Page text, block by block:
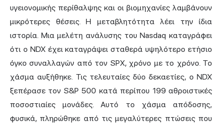
υγειονομικής περίθαλψης και οι βιομηχανίες λαμβάνουν
μικρότερες θέσεις. Η μεταβλητότητα λέει την ίδια
ιστορία. Μια μελέτη ανάλυσης του Nasdaq καταγράφει
ότι ο NDX έχει καταγράψει σταθερά υψηλότερο ετήσιο
όγκο συναλλαγών από τον SPX, χρόνο με το χρόνο. Το
χάσμα αυξήθηκε. Τις τελευταίες δύο δεκαετίες, ο NDX
ξεπέρασε τον S&P 500 κατά περίπου 199 αθροιστικές
ποσοστιαίες μονάδες. Αυτό το χάσμα απόδοσης,
φυσικά, πληρώθηκε από τις μεγαλύτερες πτώσεις που